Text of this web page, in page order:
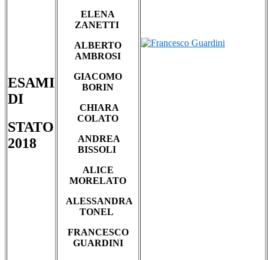
ESAMI
DI
STATO
2018
ELENA
ZANETTI
ALBERTO
AMBROSI
GIACOMO
BORIN
CHIARA
COLATO
ANDREA
BISSOLI
ALICE
MORELATO
ALESSANDRA
TONEL
FRANCESCO
GUARDINI